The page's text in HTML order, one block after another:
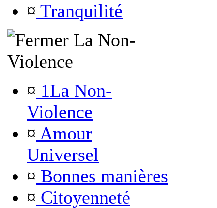
¤ Tranquilité
La Non-
Violence
¤ 1La Non-
Violence
¤ Amour
Universel
¤ Bonnes manières
¤ Citoyenneté